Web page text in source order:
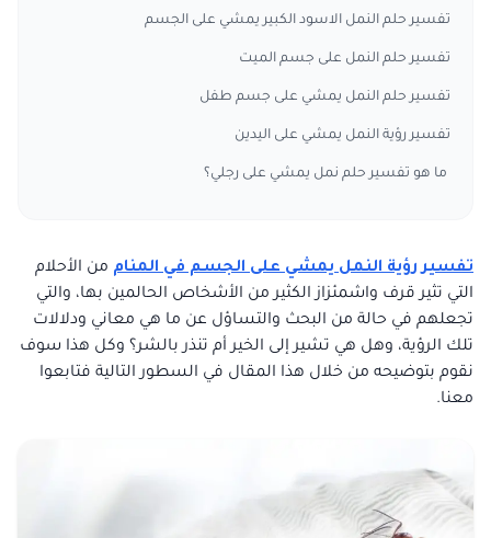
تفسير حلم النمل الاسود الكبير يمشي على الجسم
تفسير حلم النمل على جسم الميت
تفسير حلم النمل يمشي على جسم طفل
تفسير رؤية النمل يمشي على اليدين
ما هو تفسير حلم نمل يمشي على رجلي؟
تفسير رؤية النمل يمشي على الجسم في المنام من الأحلام
التي تثير قرف واشمئزاز الكثير من الأشخاص الحالمين بها، والتي
تجعلهم في حالة من البحث والتساؤل عن ما هي معاني ودلالات
تلك الرؤية، وهل هي تشير إلى الخير أم تنذر بالشر؟ وكل هذا سوف
نقوم بتوضيحه من خلال هذا المقال في السطور التالية فتابعوا
معنا.